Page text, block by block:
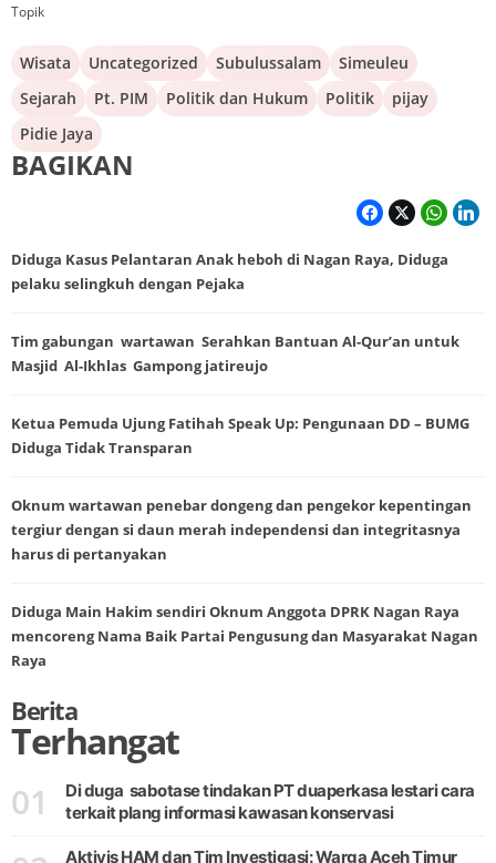
Topik
Wisata Uncategorized Subulussalam
Simeuleu
Sejarah
Pt. PIM Politik dan Hukum Politik
pijay
Pidie Jaya
BAGIKAN
Diduga Kasus Pelantaran Anak heboh di Nagan Raya, Diduga
pelaku selingkuh dengan Pejaka
Tim gabungan wartawan Serahkan Bantuan Al-Qur’an untuk
Masjid Al-Ikhlas Gampong jatireujo
Ketua Pemuda Ujung Fatihah Speak Up: Pengunaan DD – BUMG
Diduga Tidak Transparan
Oknum wartawan penebar dongeng dan pengekor kepentingan
tergiur dengan si daun merah independensi dan integritasnya
harus di pertanyakan
Diduga Main Hakim sendiri Oknum Anggota DPRK Nagan Raya
mencoreng Nama Baik Partai Pengusung dan Masyarakat Nagan
Raya
Berita
Terhangat
01
Di duga sabotase tindakan PT duaperkasa lestari cara
terkait plang informasi kawasan konservasi
Aktivis HAM dan Tim Investigasi: Warga Aceh Timur